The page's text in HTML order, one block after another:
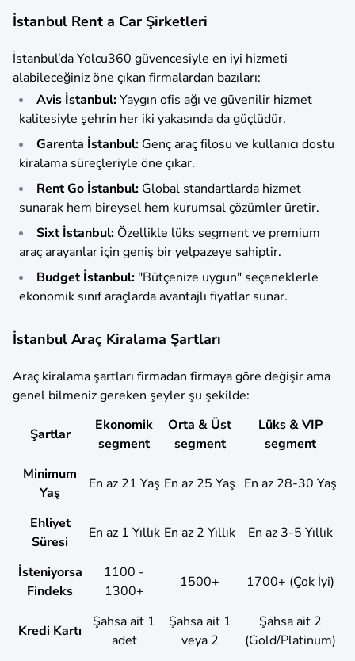
İstanbul Rent a Car Şirketleri
İstanbul’da Yolcu360 güvencesiyle en iyi hizmeti
alabileceğiniz öne çıkan firmalardan bazıları:
Avis İstanbul:Yaygın ofis ağı ve güvenilir hizmet
kalitesiyle şehrin her iki yakasında da güçlüdür.
Garenta İstanbul: Genç araç filosu ve kullanıcı dostu
kiralama süreçleriyle öne çıkar.
Rent Go İstanbul: Global standartlarda hizmet
sunarak hem bireysel hem kurumsal çözümler üretir.
Sixt İstanbul: Özellikle lüks segment ve premium
araç arayanlar için geniş bir yelpazeye sahiptir.
Budget İstanbul: "Bütçenize uygun" seçeneklerle
ekonomik sınıf araçlarda avantajlı fiyatlar sunar.
İstanbul Araç Kiralama Şartları
Araç kiralama şartları firmadan firmaya göre değişir ama
genel bilmeniz gereken şeyler şu şekilde:
Şartlar
Ekonomik
segment
Orta & Üst
segment
Lüks & VIP
segment
Minimum
Yaş
En az 21 Yaş En az 25 Yaş En az 28-30 Yaş
Ehliyet
Süresi
En az 1 Yıllık En az 2 Yıllık En az 3-5 Yıllık
İsteniyorsa
Findeks
1100 -
1300+
1500+ 1700+ (Çok İyi)
Kredi Kartı
Şahsa ait 1
adet
Şahsa ait 1
veya 2
Şahsa ait 2
(Gold/Platinum)